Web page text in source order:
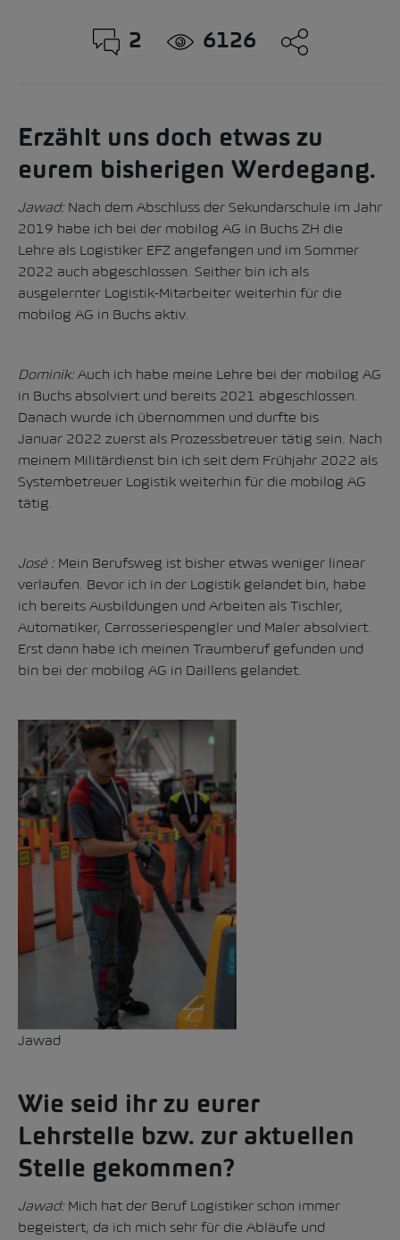
2 6126
Erzählt uns doch etwas zu
eurem bisherigen Werdegang.
Jawad: Nach dem Abschluss der Sekundarschule im Jahr
2019 habe ich bei der mobilog AG in Buchs ZH die
Lehre als Logistiker EFZ angefangen und im Sommer
2022 auch abgeschlossen. Seither bin ich als
ausgelernter Logistik-Mitarbeiter weiterhin für die
mobilog AG in Buchs aktiv.
Dominik: Auch ich habe meine Lehre bei der mobilog AG
in Buchs absolviert und bereits 2021 abgeschlossen.
Danach wurde ich übernommen und durfte bis
Januar 2022 zuerst als Prozessbetreuer tätig sein. Nach
meinem Militärdienst bin ich seit dem Frühjahr 2022 als
Systembetreuer Logistik weiterhin für die mobilog AG
tätig.
José : Mein Berufsweg ist bisher etwas weniger linear
verlaufen. Bevor ich in der Logistik gelandet bin, habe
ich bereits Ausbildungen und Arbeiten als Tischler,
Automatiker, Carrosseriespengler und Maler absolviert.
Erst dann habe ich meinen Traumberuf gefunden und
bin bei der mobilog AG in Daillens gelandet.
Jawad
Wie seid ihr zu eurer
Lehrstelle bzw. zur aktuellen
Stelle gekommen?
Jawad: Mich hat der Beruf Logistiker schon immer
begeistert, da ich mich sehr für die Abläufe und